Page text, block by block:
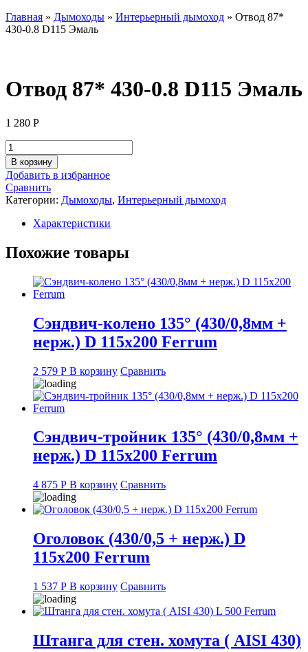
Главная » Дымоходы » Интерьерный дымоход » Отвод 87*
430-0.8 D115 Эмаль
Отвод 87* 430-0.8 D115 Эмаль
1 280 Р
Количество
товара
Отвод
87*
430-
0.8
D115
Эмаль
В корзину
Добавить в избранное
Сравнить
Категории: Дымоходы, Интерьерный дымоход
Характеристики
Похожие товары
Сэндвич-колено 135° (430/0,8мм +
нерж.) D 115х200 Ferrum
2 579 Р В корзину Сравнить
Сэндвич-тройник 135° (430/0,8мм +
нерж.) D 115х200 Ferrum
4 875 Р В корзину Сравнить
Оголовок (430/0,5 + нерж.) D
115х200 Ferrum
1 537 Р В корзину Сравнить
Штанга для стен. хомута ( AISI 430)